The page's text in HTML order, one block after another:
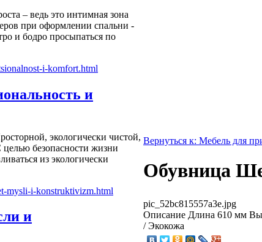
– ведь это интимная зона
при оформлении спальни -
и бодро просыпаться по
и
экологически чистой,
безопасности жизни
из экологически
и
Вернуться к: Мебель для
Обувница
pic_52bc815557a3e.jpg
Описание Длина 610 мм
/ Экокожа